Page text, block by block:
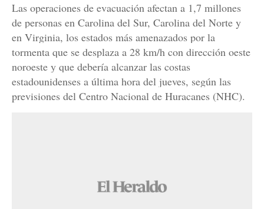
Las operaciones de evacuación afectan a 1,7 millones
de personas en Carolina del Sur, Carolina del Norte y
en Virginia, los estados más amenazados por la
tormenta que se desplaza a 28 km/h con dirección oeste
noroeste y que debería alcanzar las costas
estadounidenses a última hora del jueves, según las
previsiones del Centro Nacional de Huracanes (NHC).